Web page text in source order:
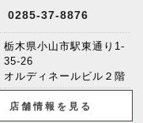
0285-37-8876
栃木県小山市駅東通り1-
35-26
オルディネールビル２階
店舗情報を見る